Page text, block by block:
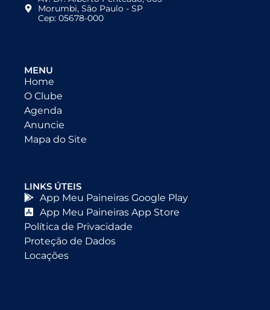
Morumbi, São Paulo - SP
Cep: 05678-000
MENU
Home
O Clube
Agenda
Anuncie
Mapa do Site
LINKS ÚTEIS
App Meu Paineiras Google Play
App Meu Paineiras App Store
Política de Privacidade
Proteção de Dados
Locações